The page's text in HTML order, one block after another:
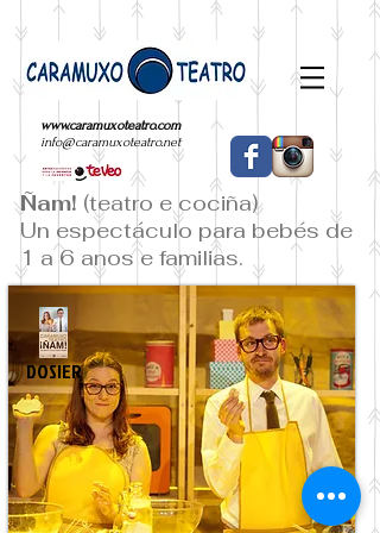
www.caramuxoteatro.com
info@caramuxoteatro.net
Ñam! (teatro e cociña)
Un espectáculo para bebés de
1 a 6 anos e familias.
DOSIER